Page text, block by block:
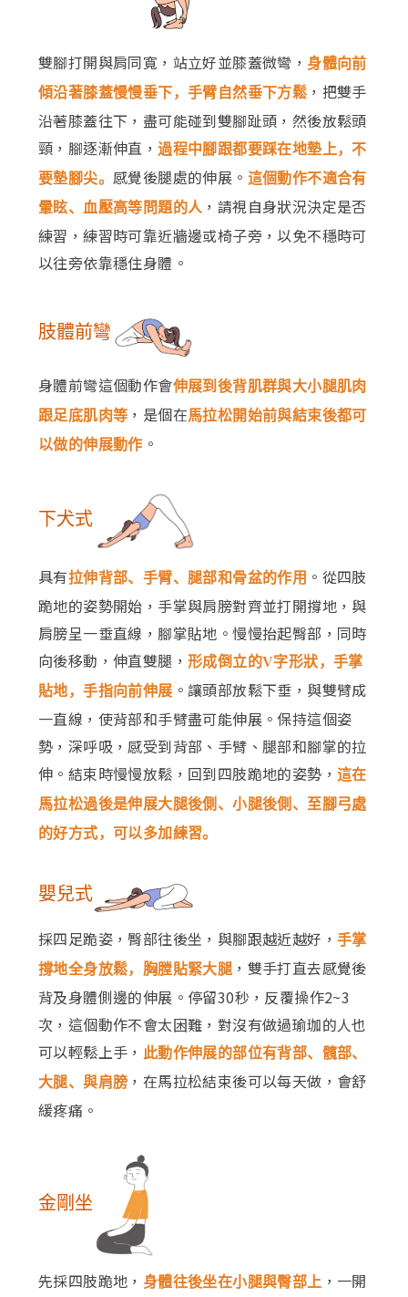
雙腳打開與肩同寬，站立好並膝蓋微彎， 身體向前
傾沿著膝蓋慢慢垂下，手臂自然垂下方鬆 ，把雙手
沿著膝蓋往下，盡可能碰到雙腳趾頭，然後放鬆頭
頸，腳逐漸伸直，過程中腳跟都要踩在地墊上，不
要墊腳尖。 感覺後腿處的伸展。 這個動作不適合有
暈眩、血壓高等問題的人 ，請視自身狀況決定是否
練習，練習時可靠近牆邊或椅子旁，以免不穩時可
以往旁依靠穩住身體。
肢體前彎
身體前彎這個動作會伸展到後背肌群與大小腿肌肉
跟足底肌肉等 ，是個在馬拉松開始前與結束後都可
以做的伸展動作 。
下犬式
具有拉伸背部、手臂、腿部和骨盆的作用 。從四肢
跪地的姿勢開始，手掌與肩膀對齊並打開撐地，與
肩膀呈一垂直線，腳掌貼地。慢慢抬起臀部，同時
向後移動，伸直雙腿， 形成倒立的V字形狀，手掌
貼地，手指向前伸展 。讓頭部放鬆下垂，與雙臂成
一直線，使背部和手臂盡可能伸展。保持這個姿
勢，深呼吸，感受到背部、手臂、腿部和腳掌的拉
伸。結束時慢慢放鬆，回到四肢跪地的姿勢， 這在
馬拉松過後是伸展大腿後側、小腿後側、至腳弓處
的好方式，可以多加練習。
嬰兒式
採四足跪姿，臀部往後坐，與腳跟越近越好， 手掌
撐地全身放鬆，胸膛貼緊大腿，雙手打直去感覺後
背及身體側邊的伸展。停留30秒，反覆操作2~3
次，這個動作不會太困難，對沒有做過瑜珈的人也
可以輕鬆上手， 此動作伸展的部位有背部、髖部、
大腿、與肩膀 ，在馬拉松結束後可以每天做，會舒
緩疼痛。
金剛坐
先採四肢跪地， 身體往後坐在小腿與臀部上 ，一開